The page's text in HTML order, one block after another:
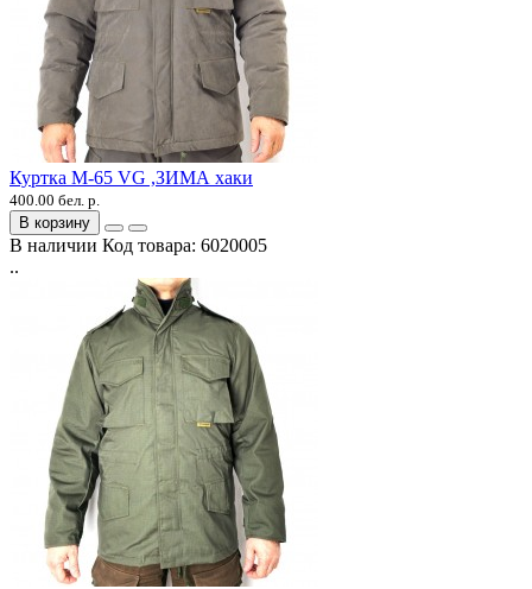
Куртка М-65 VG ,ЗИМА хаки
400.00 бел. р.
В корзину
В наличии Код товара: 6020005
..